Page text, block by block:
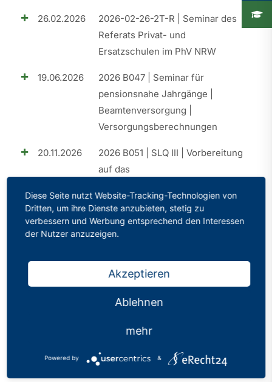
26.02.2026
2026-02-26-2T-R | Seminar des
Referats Privat- und
Ersatzschulen im PhV NRW
19.06.2026
2026 B047 | Seminar für
pensionsnahe Jahrgänge |
Beamtenversorgung |
Versorgungsberechnungen
20.11.2026
2026 B051 | SLQ III | Vorbereitung
auf das
(EFV)
25.09.2026
2026 B049 | SLQ II | Elemente der
2026 B050 | Perspektive A15 |
Aufstiegschancen im Schuldienst
Aufstiegschancen im Schuldienst
20.03.2026
2026 B046 | SLQ I |
Diese Seite nutzt Website-Tracking-Technologien von
Dritten, um ihre Dienste anzubieten, stetig zu
verbessern und Werbung entsprechend den Interessen
der Nutzer anzuzeigen.
Akzeptieren
Ablehnen
mehr
Powered by &